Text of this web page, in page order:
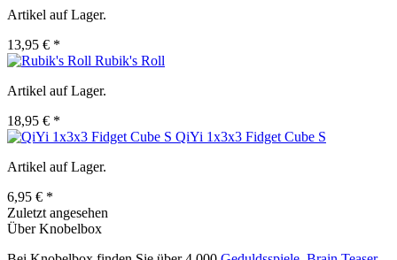
Artikel auf Lager.
13,95 € *
Rubik's Roll
Artikel auf Lager.
18,95 € *
QiYi 1x3x3 Fidget Cube S
Artikel auf Lager.
6,95 € *
Zuletzt angesehen
Über Knobelbox